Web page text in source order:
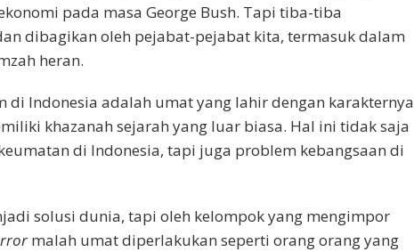
pada masa George Bush. Tapi tiba-tiba
dibagikan oleh pejabat-pejabat kita, termasuk dalam
heran.
di Indonesia adalah umat yang lahir dengan karakternya
khazanah sejarah yang luar biasa. Hal ini tidak saja
di Indonesia, tapi juga problem kebangsaan di
solusi dunia, tapi oleh kelompok yang mengimpor
malah umat diperlakukan seperti orang orang yang